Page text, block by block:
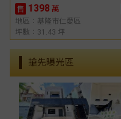
售 1398 萬
地區：基隆市仁愛區
坪數：31.43 坪
搶先曝光區